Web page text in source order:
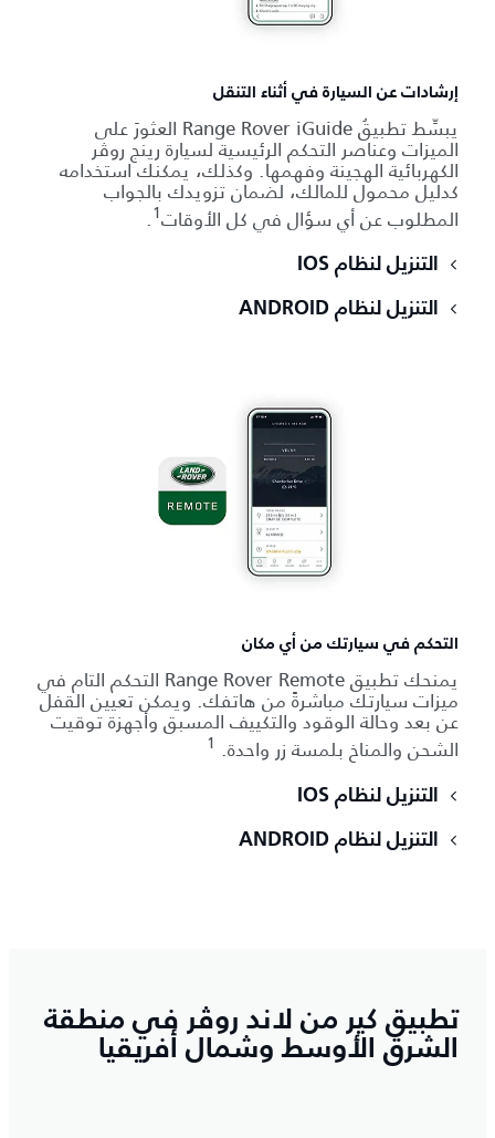
إرشادات عن السيارة في أثناء التنقل
يبسِّط تطبيقُ Range Rover iGuide العثورَ على
الميزات وعناصر التحكم الرئيسية لسيارة رينج روڤر
الكهربائية الهجينة وفهمها. وكذلك، يمكنك استخدامه
كدليل محمول للمالك، لضمان تزويدك بالجواب
المطلوب عن أي سؤال في كل الأوقات1
.
التنزيل لنظام IOS
التنزيل لنظام ANDROID
التحكم في سيارتك من أي مكان
يمنحك تطبيق Range Rover Remote التحكم التام في
ميزات سيارتك مباشرةً من هاتفك. ويمكن تعيين القفل
عن بعد وحالة الوقود والتكييف المسبق وأجهزة توقيت
الشحن والمناخ بلمسة زر واحدة. 1
التنزيل لنظام IOS
التنزيل لنظام ANDROID
تطبيق كير من لاند روڤر في منطقة
الشرق الأوسط وشمال أفريقيا